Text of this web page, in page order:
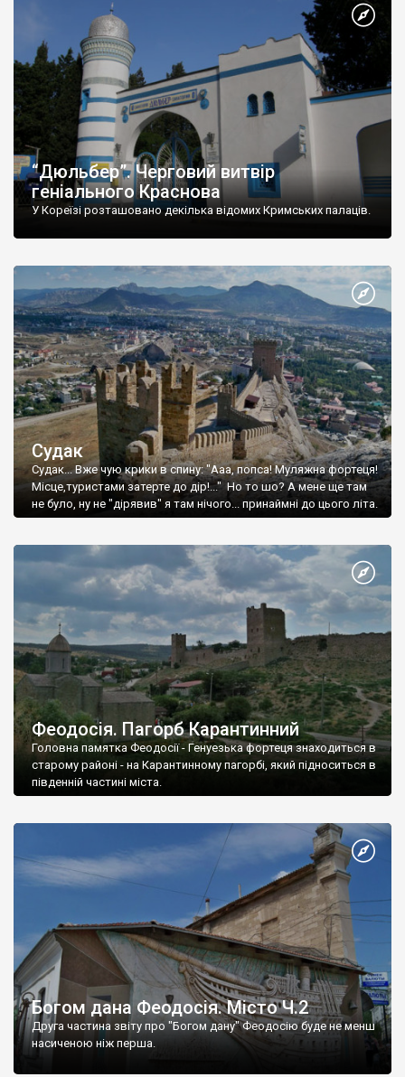
“Дюльбер”. Черговий витвір
геніального Краснова
У Кореїзі розташовано декілька відомих Кримських палаців.
Судак
Судак... Вже чую крики в спину: "Ааа, попса! Муляжна фортеця!
Місце,туристами затерте до дір!..." Но то шо? А мене ще там
не було, ну не "дірявив" я там нічого... принаймні до цього літа.
Феодосія. Пагорб Карантинний
Головна памятка Феодосії - Генуезька фортеця знаходиться в
старому районі - на Карантинному пагорбі, який підноситься в
південній частині міста.
Богом дана Феодосія. Місто Ч.2
Друга частина звіту про "Богом дану" Феодосію буде не менш
насиченою ніж перша.